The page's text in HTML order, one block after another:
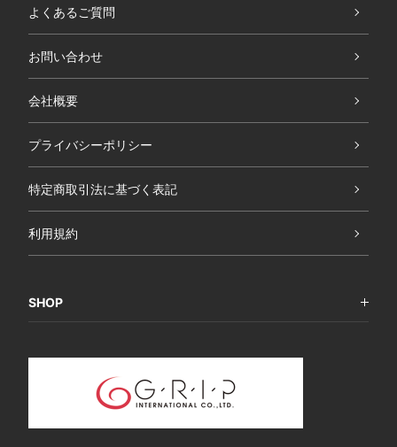
よくあるご質問
お問い合わせ
会社概要
プライバシーポリシー
特定商取引法に基づく表記
利用規約
SHOP